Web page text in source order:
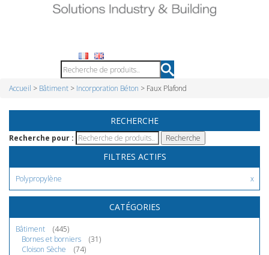
Accueil > Bâtiment > Incorporation Béton > Faux Plafond
RECHERCHE
Recherche pour :
FILTRES ACTIFS
Polypropylène
CATÉGORIES
Bâtiment
(445)
Bornes et borniers
(31)
Cloison Sèche
(74)